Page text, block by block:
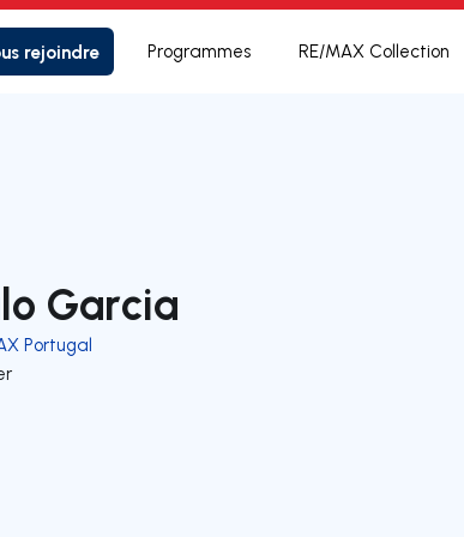
rejoindre Programmes RE/MAX Collection
Garcia
Portugal